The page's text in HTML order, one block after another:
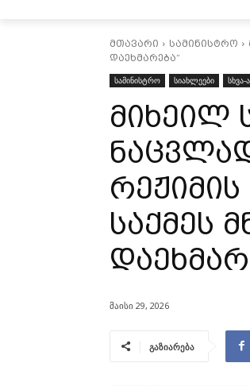
მთავარი სამინისტრო
დაეხმარება“
სამინისტრო
სიახლეები სხვა-
მიხეილ
საქმეს
მაისი 29, 2026
გაზიარება